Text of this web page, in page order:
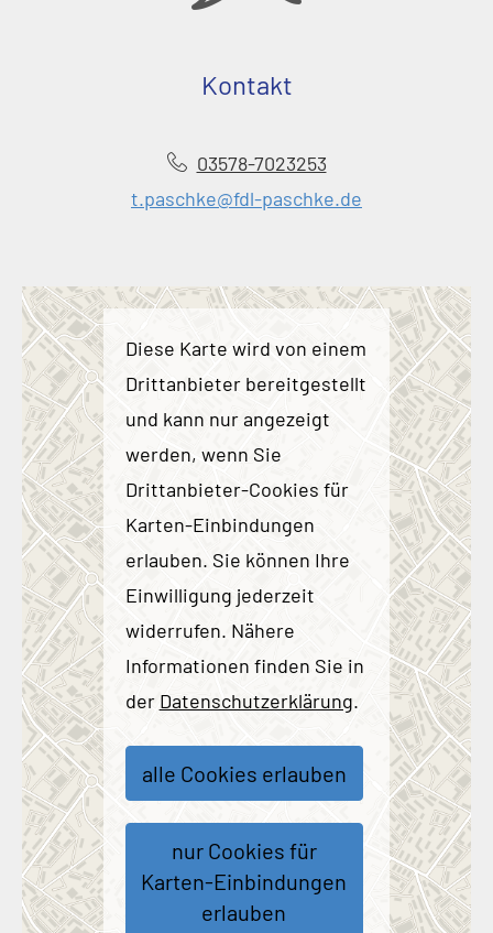
Kontakt
03578-7023253
t.paschke@fdl-paschke.de
Diese Karte wird von einem
Drittanbieter bereitgestellt
und kann nur angezeigt
werden, wenn Sie
Drittanbieter-Cookies für
Karten-Einbindungen
erlauben. Sie können Ihre
Einwilligung jederzeit
widerrufen. Nähere
Informationen finden Sie in
der Datenschutzerklärung.
alle Cookies erlauben
nur Cookies für
Karten-Einbindungen
erlauben